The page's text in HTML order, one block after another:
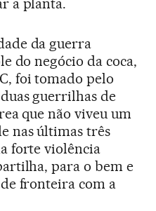
a planta.
da guerra
do negócio da coca,
foi tomado pelo
guerrilhas de
que não viveu um
nas últimas três
forte violência
para o bem e
fronteira com a